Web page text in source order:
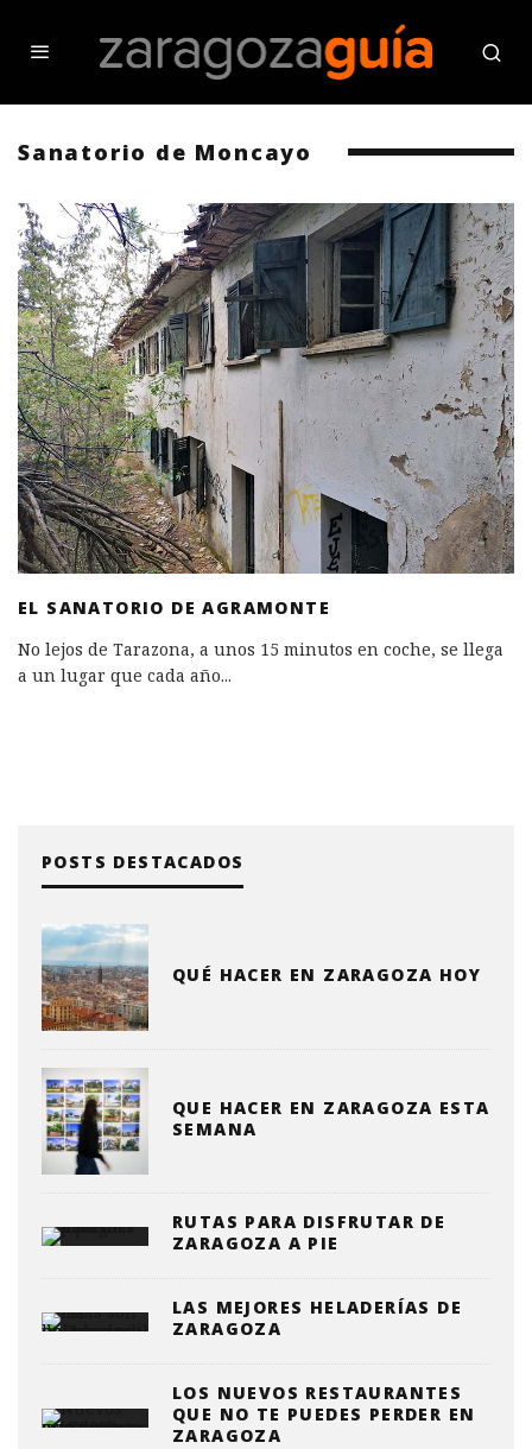
Sanatorio de Moncayo
EL SANATORIO DE AGRAMONTE
No lejos de Tarazona, a unos 15 minutos en coche, se llega
a un lugar que cada año...
POSTS DESTACADOS
QUÉ HACER EN ZARAGOZA HOY
QUE HACER EN ZARAGOZA ESTA
SEMANA
RUTAS PARA DISFRUTAR DE
ZARAGOZA A PIE
LAS MEJORES HELADERÍAS DE
ZARAGOZA
LOS NUEVOS RESTAURANTES
QUE NO TE PUEDES PERDER EN
ZARAGOZA